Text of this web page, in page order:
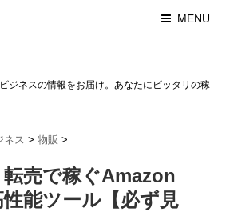
MENU
ジネスの情報をお届け。あなたにピッタリの稼
ネス > 物販 >
転売で稼ぐAmazon
性能ツール【必ず見